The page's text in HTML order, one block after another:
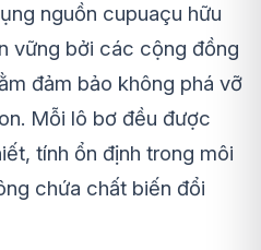
nguồn cupuaçu hữu
vững bởi các cộng đồng
đảm bảo không phá vỡ
Mỗi lô bơ đều được
tính ổn định trong môi
chứa chất biến đổi